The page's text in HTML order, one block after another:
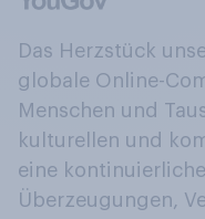
Das Herzstück
globale Online-
Menschen und
kulturellen und
eine
Überzeugungen,